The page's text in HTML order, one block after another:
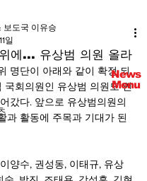
에... 유상범 의원 올라
보도국 이유승
일
명단이 아래와 같이 확정 되
국회의원인 유상범 의원도 인
갔다. 앞으로 유상범의원의
과 활동에 주목과 기대가 된
이양수, 권성동, 이태규, 유상
News
Menu